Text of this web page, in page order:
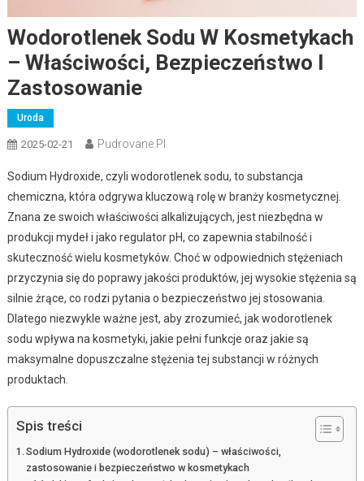
Wodorotlenek Sodu W Kosmetykach
– Właściwości, Bezpieczeństwo I
Zastosowanie
Uroda
2025-02-21 Pudrovane.pl
Sodium Hydroxide, czyli wodorotlenek sodu, to substancja
chemiczna, która odgrywa kluczową rolę w branży kosmetycznej.
Znana ze swoich właściwości alkalizujących, jest niezbędna w
produkcji mydeł i jako regulator pH, co zapewnia stabilność i
skuteczność wielu kosmetyków. Choć w odpowiednich stężeniach
przyczynia się do poprawy jakości produktów, jej wysokie stężenia są
silnie żrące, co rodzi pytania o bezpieczeństwo jej stosowania.
Dlatego niezwykle ważne jest, aby zrozumieć, jak wodorotlenek
sodu wpływa na kosmetyki, jakie pełni funkcje oraz jakie są
maksymalne dopuszczalne stężenia tej substancji w różnych
produktach.
Spis treści
Sodium Hydroxide (wodorotlenek sodu) – właściwości,
zastosowanie i bezpieczeństwo w kosmetykach